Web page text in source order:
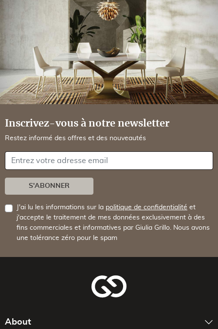
Inscrivez-vous à notre newsletter
Restez informé des offres et des nouveautés
Votre adresse e-mail
S'ABONNER
J'ai lu les informations sur la politique de confidentialité et
j'accepte le traitement de mes données exclusivement à des
fins commerciales et informatives par Giulia Grillo. Nous avons
une tolérance zéro pour le spam
About